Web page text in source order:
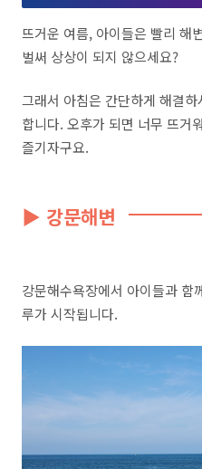
뜨거운 여름, 아이들은 빨리 해
벌써 상상이 되지 않으세요?
그래서 아침은 간단하게 해결
합니다. 오후가 되면 너무 뜨거
즐기자구요.
▶ 강문해변
강문해수욕장에서 아이들과 함
루가 시작됩니다.